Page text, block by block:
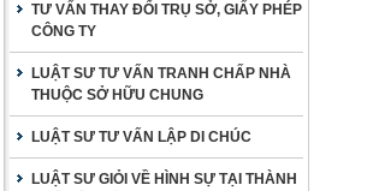
TƯ VẤN THAY ĐỔI TRỤ SỞ, GIẤY PHÉP
CÔNG TY
LUẬT SƯ TƯ VẤN TRANH CHẤP NHÀ
THUỘC SỞ HỮU CHUNG
LUẬT SƯ TƯ VẤN LẬP DI CHÚC
LUẬT SƯ GIỎI VỀ HÌNH SỰ TẠI THÀNH